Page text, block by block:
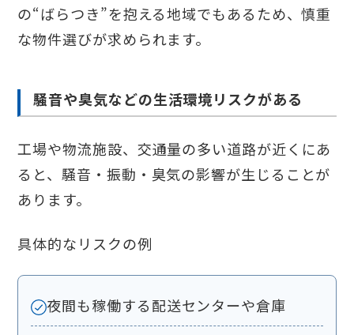
の“ばらつき”を抱える地域でもあるため、慎重
な物件選びが求められます。
騒音や臭気などの生活環境リスクがある
工場や物流施設、交通量の多い道路が近くにあ
ると、騒音・振動・臭気の影響が生じることが
あります。
具体的なリスクの例
夜間も稼働する配送センターや倉庫